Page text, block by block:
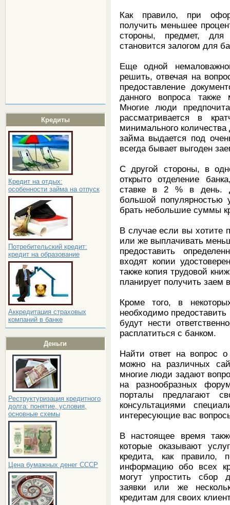
Кредиты
Кредит на отдых:
особенности займа на отпуск
Потребительский кредит:
кредит на образование
Аккредитация страховых
компаний в банке
Деньги
Реструктуризация кредитного
долга: понятие, условия,
основные схемы
Цена бумажных денег СССР
Как правило, при
получить меньшее
стороны, предмет, для
становится залогом для
Еще одной
решить, отвечая на
предоставление
данного вопроса также
Многие люди
рассматривается в
минимального
займа выдается под
всегда бывает выгоден
С другой стороны, в
открыто отделение
ставке в 2 % в день.
большой популярностью
брать небольшие суммы
В случае если вы хотите
или же выплачивать
предоставить
входят копии
также копия трудовой
планирует получить заем
Кроме того, в
необходимо предоставить
будут нести
расплатиться с банком.
Найти ответ на вопрос
можно на различных
многие люди задают
на разнообразных
порталы предлагают
консультациями
интересующие вас
В настоящее время
которые оказывают
кредита, как правило,
информацию обо всех
могут упростить сбор
заявки или же
кредитам для своих